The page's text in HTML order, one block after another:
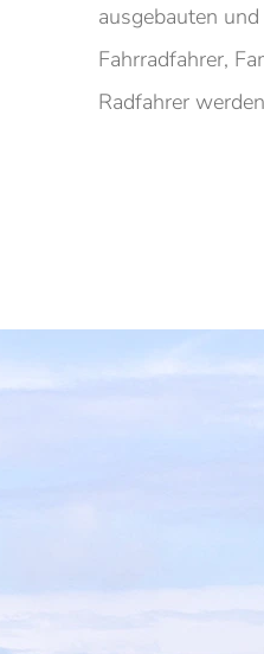
ausgebauten
Fahrradfahrer,
Radfahrer